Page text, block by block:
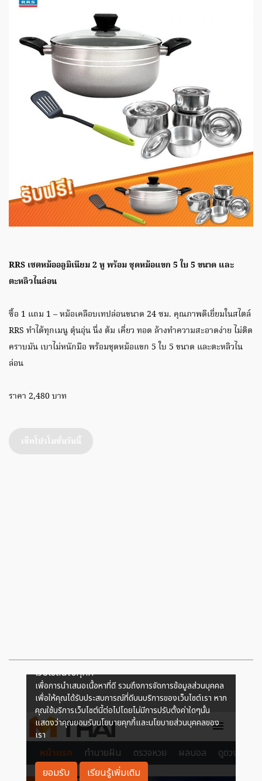
RRS เซตหม้ออลูมิเนียม 2 หู พร้อม ชุดหม้อแขก 5 ใบ 5 ขนาด และ
ตะหลิวไนล่อน
ซื้อ 1 แถม 1 – หม้อเคลือบเทปล่อนขนาด 24 ซม. คุณภาพดีเยี่ยมในสไตล์
RRS ทำได้ทุกเมนู ตุ๋นอุ่น นึ่ง ต้ม เคี่ยว ทอด ล้างทำความสะอาดง่าย ไม่ติด
คราบมัน เบาไม่หนักมือ พร้อมชุดหม้อแขก 5 ใบ 5 ขนาด และตะหลิวไน
ล่อน
ราคา 2,480 บาท
เช็คโปรโมชั่นวันนี้